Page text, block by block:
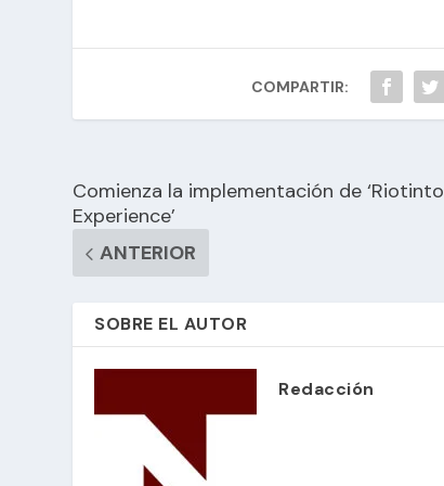
COMPARTIR:
Comienza la implementación de ‘Riotinto
Experience’
ANTERIOR
SOBRE EL AUTOR
Redacción